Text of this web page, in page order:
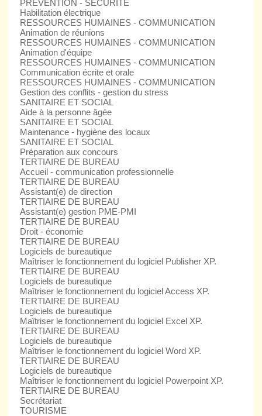
PREVENTION - SECURITE
Habilitation électrique
RESSOURCES HUMAINES - COMMUNICATION
Animation de réunions
RESSOURCES HUMAINES - COMMUNICATION
Animation d'équipe
RESSOURCES HUMAINES - COMMUNICATION
Communication écrite et orale
RESSOURCES HUMAINES - COMMUNICATION
Gestion des conflits - gestion du stress
SANITAIRE ET SOCIAL
Aide à la personne âgée
SANITAIRE ET SOCIAL
Maintenance - hygiène des locaux
SANITAIRE ET SOCIAL
Préparation aux concours
TERTIAIRE DE BUREAU
Accueil - communication professionnelle
TERTIAIRE DE BUREAU
Assistant(e) de direction
TERTIAIRE DE BUREAU
Assistant(e) gestion PME-PMI
TERTIAIRE DE BUREAU
Droit - économie
TERTIAIRE DE BUREAU
Logiciels de bureautique
Maîtriser le fonctionnement du logiciel Publisher XP.
TERTIAIRE DE BUREAU
Logiciels de bureautique
Maîtriser le fonctionnement du logiciel Access XP.
TERTIAIRE DE BUREAU
Logiciels de bureautique
Maîtriser le fonctionnement du logiciel Excel XP.
TERTIAIRE DE BUREAU
Logiciels de bureautique
Maîtriser le fonctionnement du logiciel Word XP.
TERTIAIRE DE BUREAU
Logiciels de bureautique
Maîtriser le fonctionnement du logiciel Powerpoint XP.
TERTIAIRE DE BUREAU
Secrétariat
TOURISME